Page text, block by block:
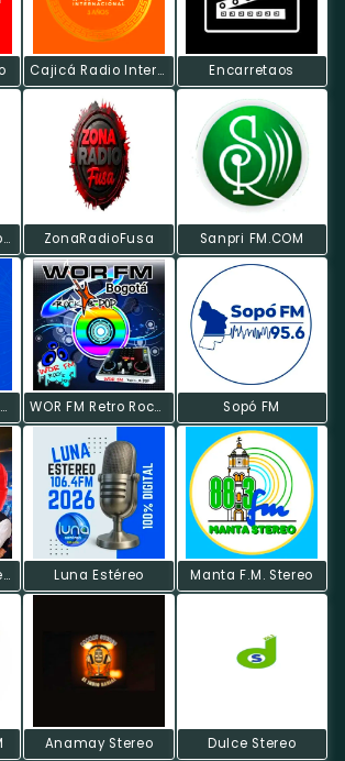
Cajicá Radio Internacional Encarretaos
Emisora Nueva Época ZonaRadioFusa Sanpri FM.COM
Uniminuto Radio Soacha WOR FM Retro Rock Y Pop Sopó FM
Musica Sin Fronteras Radio Luna Estéreo Manta F.M. Stereo
Anamay Stereo Dulce Stereo